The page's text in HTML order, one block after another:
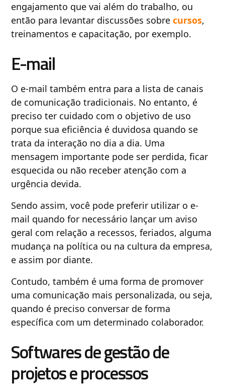
engajamento que vai além do trabalho, ou
então para levantar discussões sobrecursos,
treinamentos e capacitação, por exemplo.
E-mail
O e-mail também entra para a lista de canais
de comunicação tradicionais. No entanto, é
preciso ter cuidado com o objetivo de uso
porque sua eficiência é duvidosa quando se
trata da interação no dia a dia. Uma
mensagem importante pode ser perdida, ficar
esquecida ou não receber atenção com a
urgência devida.
Sendo assim, você pode preferir utilizar o e-
mail quando for necessário lançar um aviso
geral com relação a recessos, feriados, alguma
mudança na política ou na cultura da empresa,
e assim por diante.
Contudo, também é uma forma de promover
uma comunicação mais personalizada, ou seja,
quando é preciso conversar de forma
específica com um determinado colaborador.
Softwares de gestão de
projetos e processos